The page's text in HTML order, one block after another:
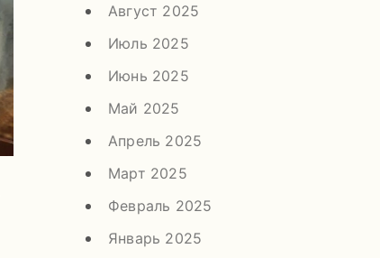
Август 2025
Июль 2025
Июнь 2025
Май 2025
Апрель 2025
Март 2025
Февраль 2025
Январь 2025